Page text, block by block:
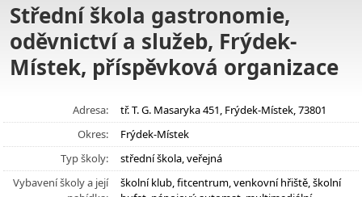
Střední škola gastronomie,
oděvnictví a služeb, Frýdek-
Místek, příspěvková organizace
Adresa:
tř. T. G. Masaryka 451, Frýdek-Místek, 73801
Okres:
Frýdek-Místek
Typ školy:
střední škola, veřejná
Vybavení školy a její
školní klub, fitcentrum, venkovní hřiště, školní